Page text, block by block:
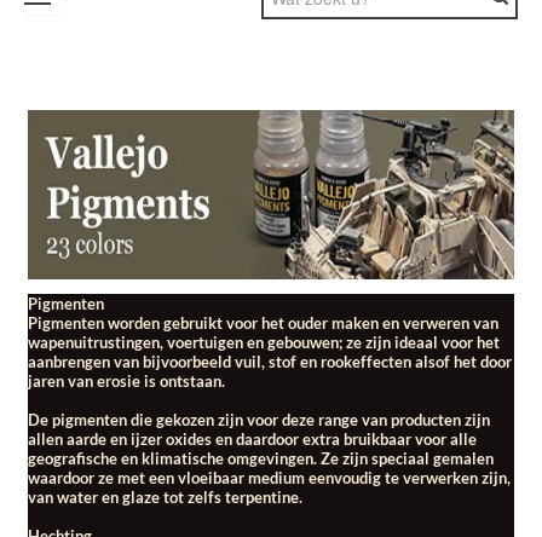
¨PRODUCTEN EN MATERIALEN
KUNSTSTOF BOUWDOZEN
STATISCHE MODELLEN
CADEAUBON
Pigmenten
Pigmenten worden gebruikt voor het ouder maken en verweren van
wapenuitrustingen, voertuigen en gebouwen; ze zijn ideaal voor het
aanbrengen van bijvoorbeeld vuil, stof en rookeffecten alsof het door
jaren van erosie is ontstaan.
De pigmenten die gekozen zijn voor deze range van producten zijn
allen aarde en ijzer oxides en daardoor extra bruikbaar voor alle
geografische en klimatische omgevingen. Ze zijn speciaal gemalen
waardoor ze met een vloeibaar medium eenvoudig te verwerken zijn,
van water en glaze tot zelfs terpentine.